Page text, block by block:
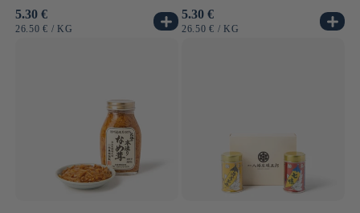
Normaler
Preis
5.30 €
GRUNDPREIS
26.50 € / PRO
KG
Normaler
Preis
5.30 €
GRUNDPREIS
26.50 € / PRO
KG